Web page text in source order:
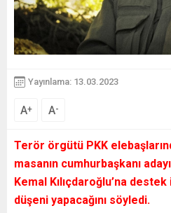
Yayınlama: 13.03.2023
A+ A-
Terör örgütü PKK
masanın cumhurbaşkanı
Kemal Kılıçdaroğlu’na
düşeni yapacağını söyledi.